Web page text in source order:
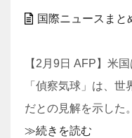
国際ニュースまと
【2月9日 AFP】米
「偵察気球」は、
だとの見解を示した。
≫続きを読む